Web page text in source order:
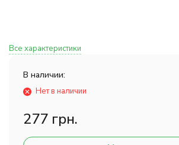
Все характеристики
В наличии:
Нет в наличии
277 грн.